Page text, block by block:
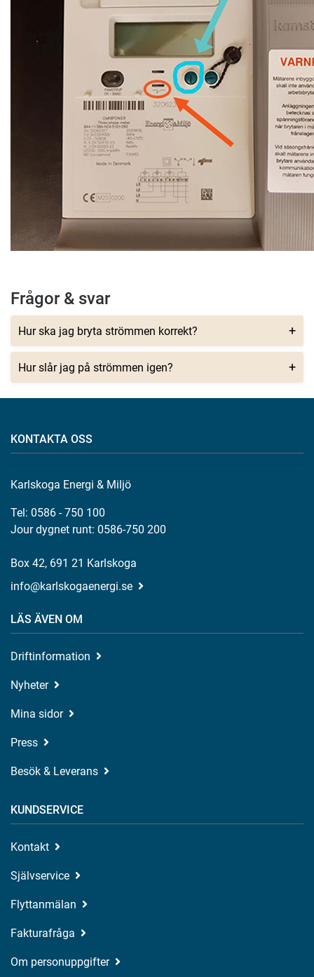
Frågor & svar
Hur ska jag bryta strömmen korrekt?
Hur slår jag på strömmen igen?
KONTAKTA OSS
Karlskoga Energi & Miljö
Tel: 0586 - 750 100
Jour dygnet runt: 0586-750 200
Box 42, 691 21 Karlskoga
info@karlskogaenergi.se
LÄS ÄVEN OM
Driftinformation
Nyheter
Mina sidor
Press
Besök & Leverans
KUNDSERVICE
Kontakt
Självservice
Flyttanmälan
Fakturafråga
Om personuppgifter